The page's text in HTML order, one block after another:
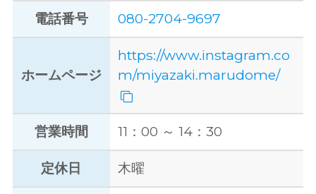
電話番号 080-2704-9697
ホームページ
https://www.instagram.co
m/miyazaki.marudome/
営業時間 11：00 ～ 14：30
定休日 木曜